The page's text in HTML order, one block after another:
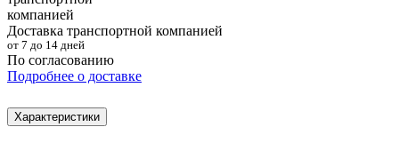
Доставка транспортной компанией
от 7 до 14 дней
По согласованию
Подробнее о доставке
Характеристики